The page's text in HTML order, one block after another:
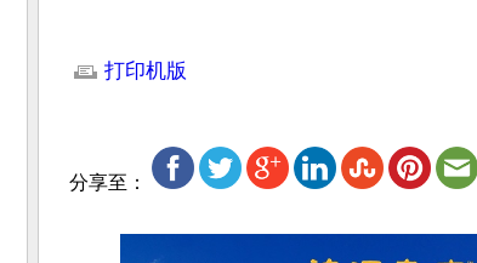
打印机版
分享至：